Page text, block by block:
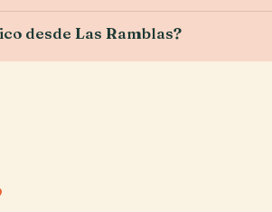
desde Las Ramblas?